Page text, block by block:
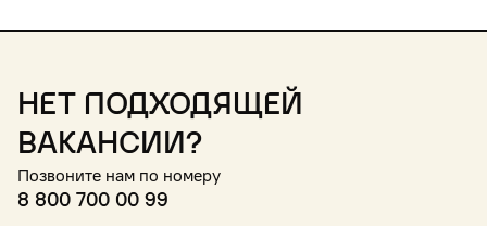
Нет подходящей
вакансии?
Позвоните нам по номеру
8 800 700 00 99